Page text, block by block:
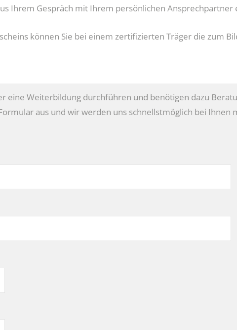
Ihrem Gespräch mit Ihrem persönlichen Ansprechpartner
können Sie bei einem zertifizierten Träger die zum
eine Weiterbildung durchführen und benötigen dazu
aus und wir werden uns schnellstmöglich bei Ihnen